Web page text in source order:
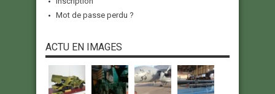
Mot de passe perdu ?
ACTU EN IMAGES